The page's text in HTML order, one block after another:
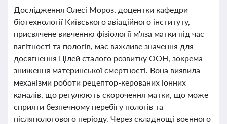
Дослідження Олесі Мороз, доцентки кафедри
біотехнології Київського авіаційного інституту,
присвячене вивченню фізіології м'яза матки під час
вагітності та пологів, має важливе значення для
досягнення Цілей сталого розвитку ООН, зокрема
зниження материнської смертності. Вона виявила
механізми роботи рецептор-керованих іонних
каналів, що регулюють скорочення матки, що може
сприяти безпечному перебігу пологів та
післяпологового періоду. Через складнощі воєнного